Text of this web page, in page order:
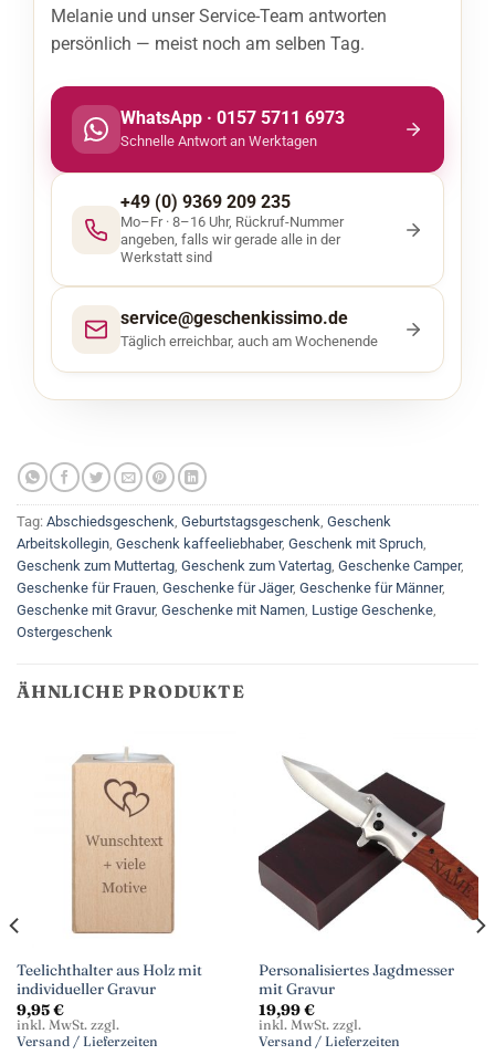
Melanie und unser Service-Team antworten
persönlich — meist noch am selben Tag.
WhatsApp · 0157 5711 6973
Schnelle Antwort an Werktagen
+49 (0) 9369 209 235
Mo–Fr · 8–16 Uhr, Rückruf-Nummer
angeben, falls wir gerade alle in der
Werkstatt sind
service@geschenkissimo.de
Täglich erreichbar, auch am Wochenende
Tag: Abschiedsgeschenk, Geburtstagsgeschenk, Geschenk
Arbeitskollegin, Geschenk kaffeeliebhaber, Geschenk mit Spruch,
Geschenk zum Muttertag, Geschenk zum Vatertag, Geschenke Camper,
Geschenke für Frauen, Geschenke für Jäger, Geschenke für Männer,
Geschenke mit Gravur, Geschenke mit Namen, Lustige Geschenke,
Ostergeschenk
ÄHNLICHE PRODUKTE
Teelichthalter aus Holz mit
individueller Gravur
9,95€
inkl. MwSt. zzgl.
Versand / Lieferzeiten
Personalisiertes Jagdmesser
mit Gravur
19,99€
inkl. MwSt. zzgl.
Versand / Lieferzeiten